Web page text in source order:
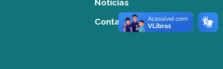
Notícias
Contato